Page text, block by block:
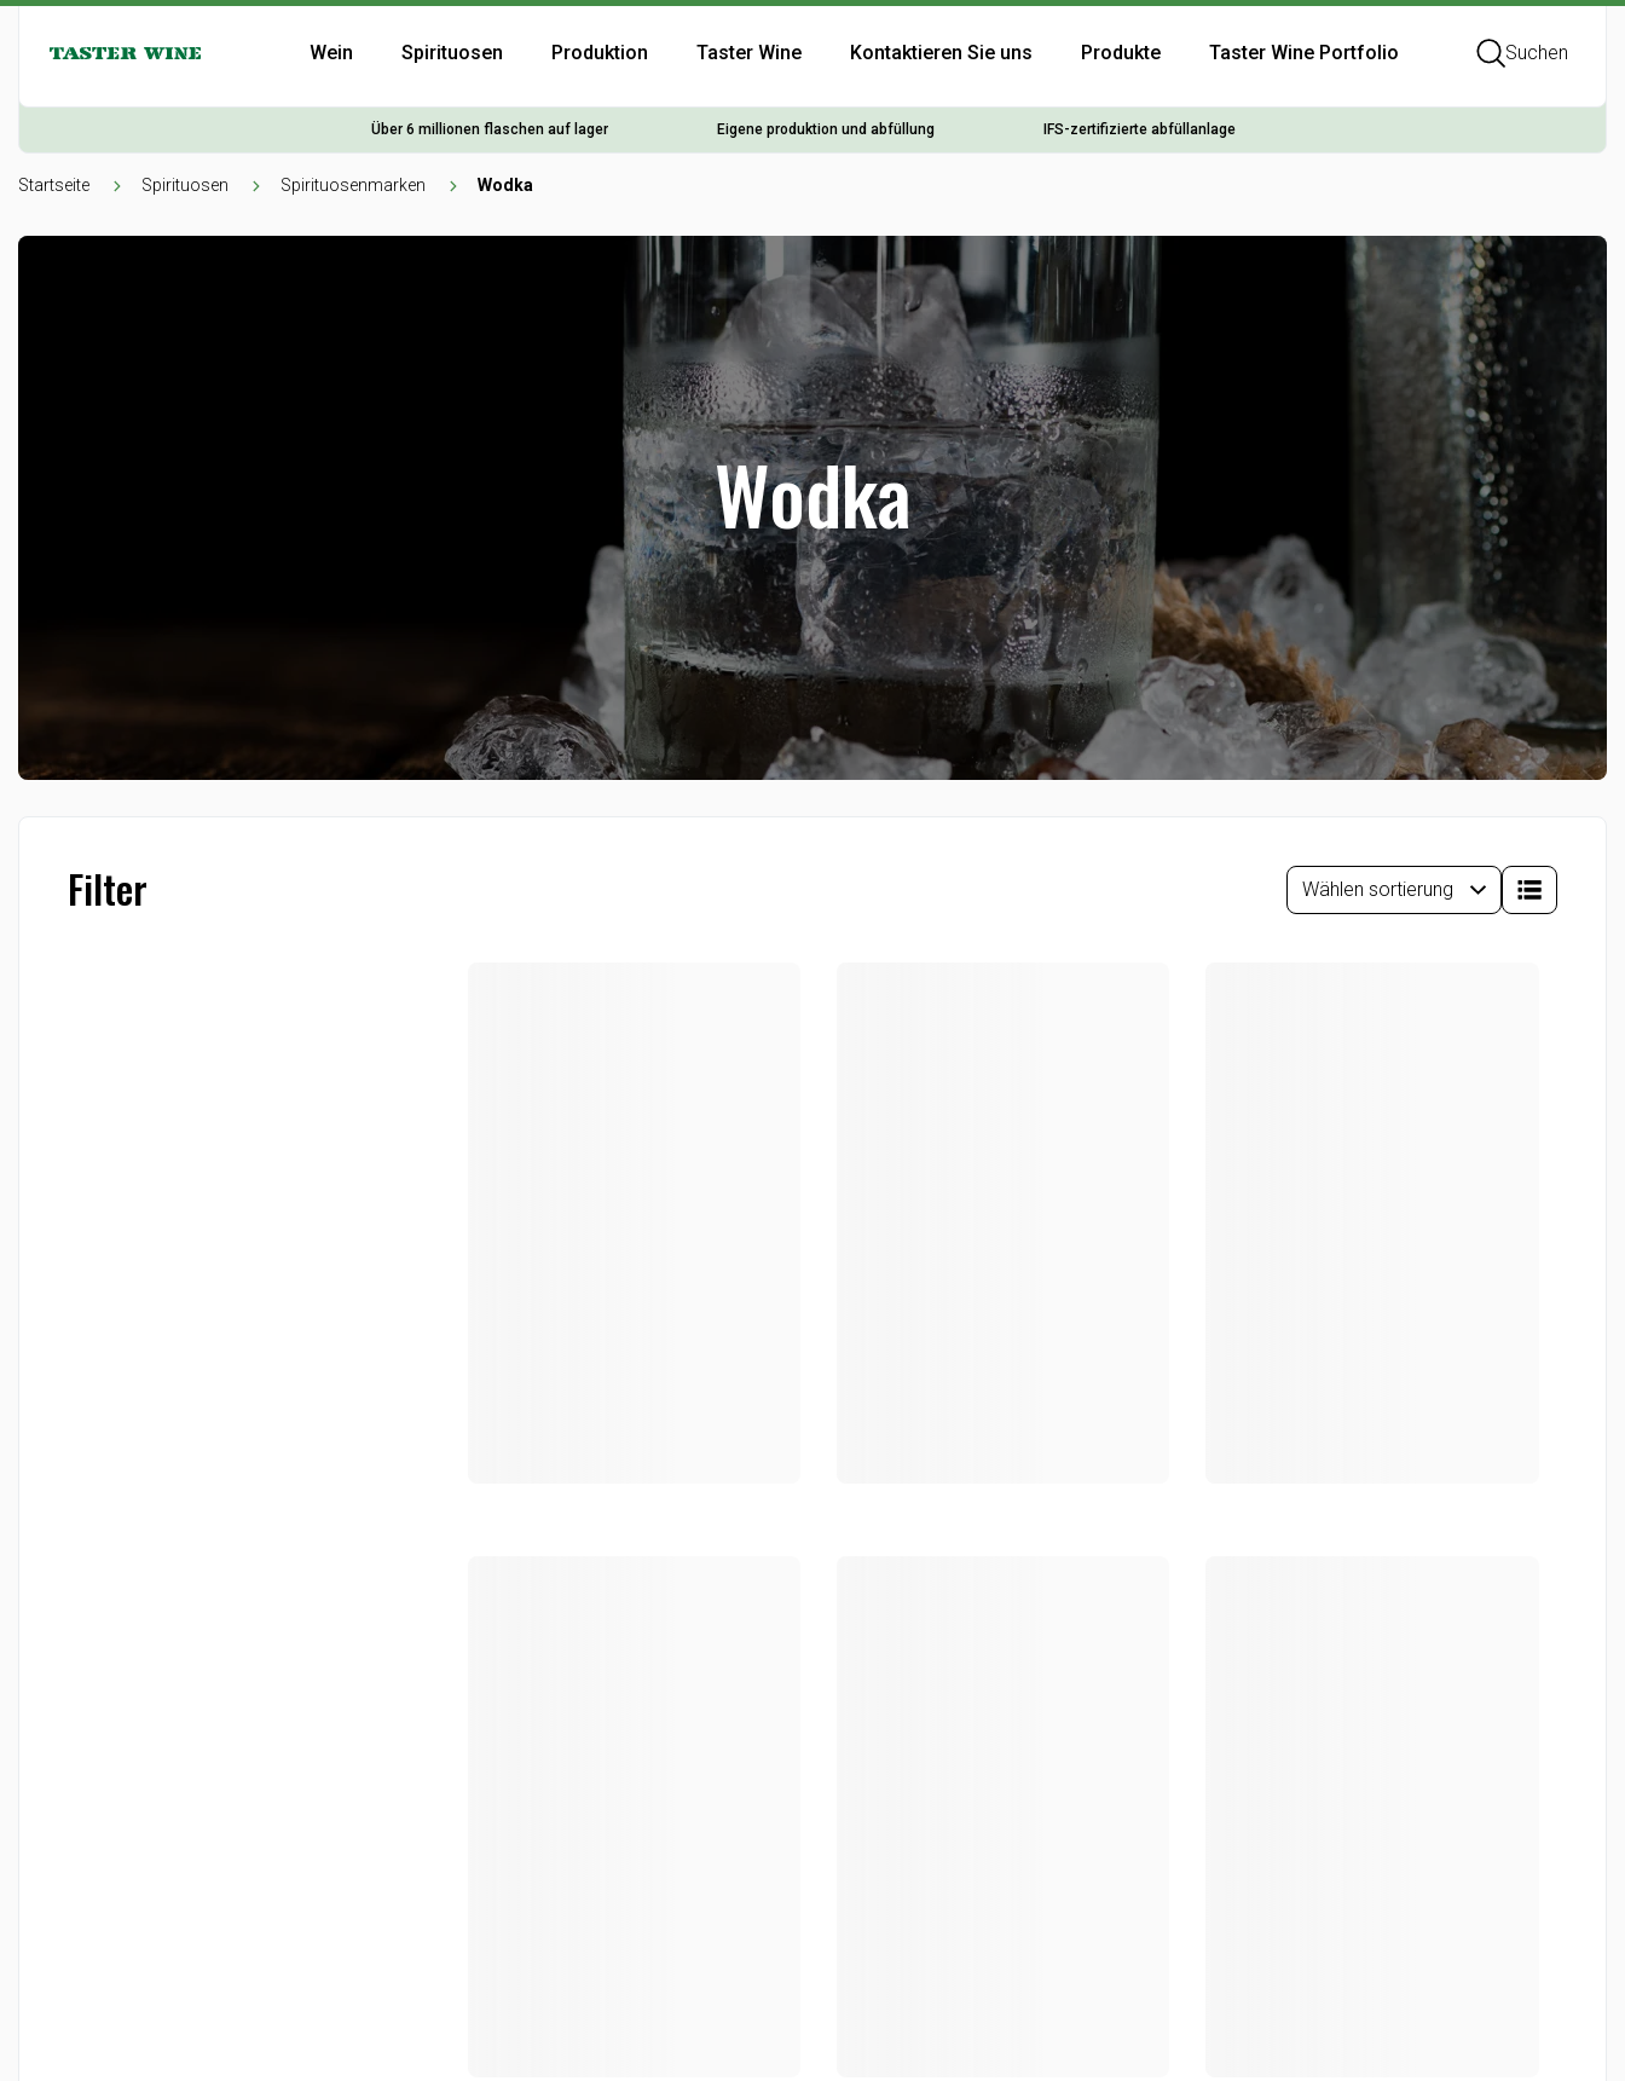
Wein Spirituosen Produktion Taster Wine Kontaktieren Sie uns Produkte Taster Wine Portfolio Suchen
Über 6 millionen flaschen auf lager Eigene produktion und abfüllung IFS-zertifizierte abfüllanlage
Startseite Spirituosen Spirituosenmarken Wodka
Wodka
Filter